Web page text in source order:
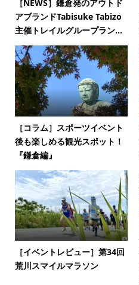
［NEWS］鎌倉発のアウトド
アブランドTabisuke Tabizo
主催トレイルグループラン...
［コラム］スポーツイベント
後も楽しめる観光スポット！
『鎌倉編』
［イベントレビュー］第34回
荒川スマイルマラソン